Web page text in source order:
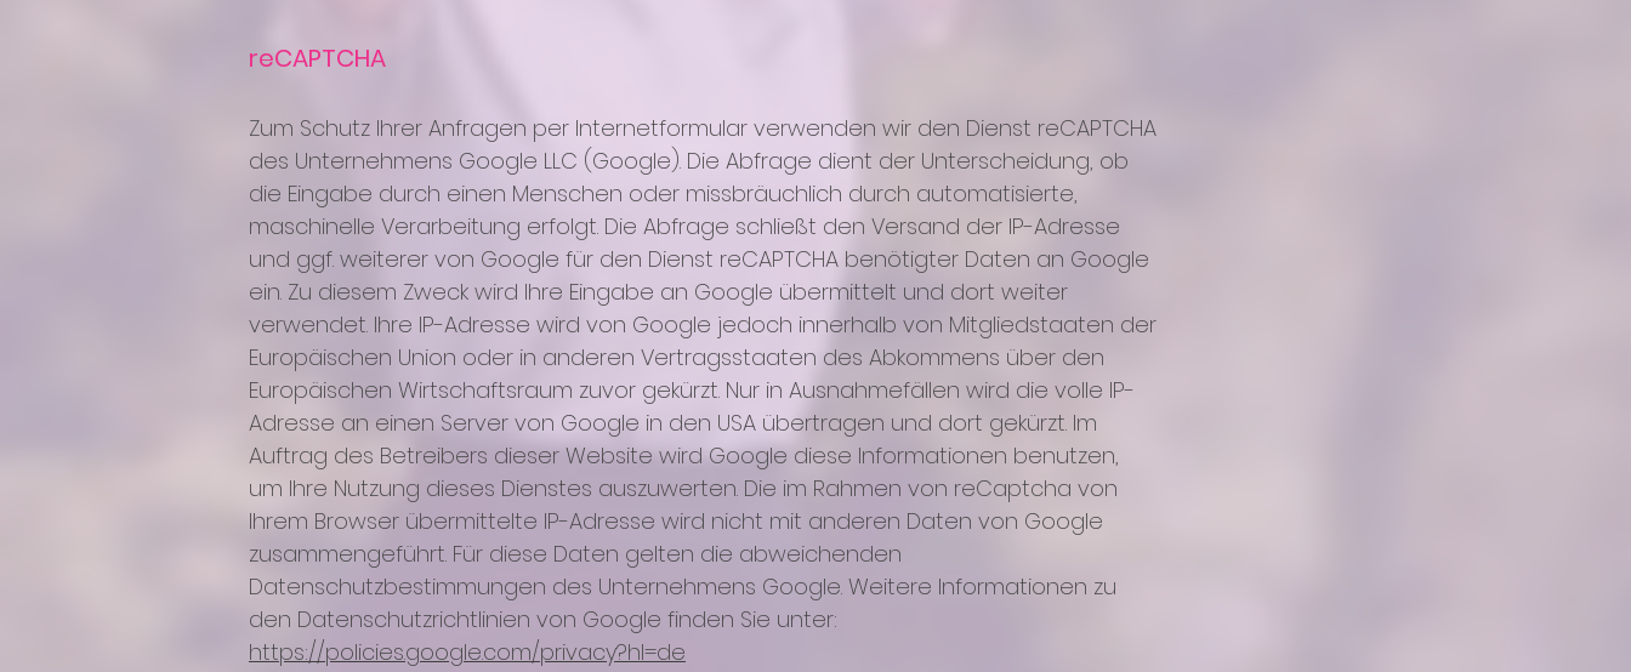
reCAPTCHA
Zum Schutz Ihrer Anfragen per Internetformular verwenden wir den Dienst reCAPTCHA
des Unternehmens Google LLC (Google). Die Abfrage dient der Unterscheidung, ob
die Eingabe durch einen Menschen oder missbräuchlich durch automatisierte,
maschinelle Verarbeitung erfolgt. Die Abfrage schließt den Versand der IP-Adresse
und ggf. weiterer von Google für den Dienst reCAPTCHA benötigter Daten an Google
ein. Zu diesem Zweck wird Ihre Eingabe an Google übermittelt und dort weiter
verwendet. Ihre IP-Adresse wird von Google jedoch innerhalb von Mitgliedstaaten der
Europäischen Union oder in anderen Vertragsstaaten des Abkommens über den
Europäischen Wirtschaftsraum zuvor gekürzt. Nur in Ausnahmefällen wird die volle IP-
Adresse an einen Server von Google in den USA übertragen und dort gekürzt. Im
Auftrag des Betreibers dieser Website wird Google diese Informationen benutzen,
um Ihre Nutzung dieses Dienstes auszuwerten. Die im Rahmen von reCaptcha von
Ihrem Browser übermittelte IP-Adresse wird nicht mit anderen Daten von Google
zusammengeführt. Für diese Daten gelten die abweichenden
Datenschutzbestimmungen des Unternehmens Google. Weitere Informationen zu
den Datenschutzrichtlinien von Google finden Sie unter:
https://policies.google.com/privacy?hl=de